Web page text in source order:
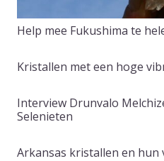
Help mee Fukushima te
Kristallen met een hoge
Interview Drunvalo
Selenieten
Arkansas kristallen en